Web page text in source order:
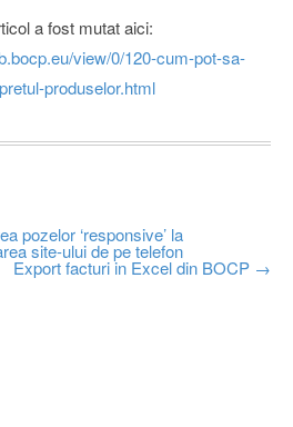
a fost mutat aici:
view/0/120-cum-pot-sa-
produselor.html
pozelor ‘responsive’ la
site-ului de pe telefon
Export facturi in Excel din BOCP →